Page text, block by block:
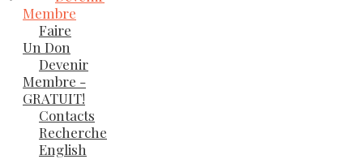
Membre
Faire
Un Don
Devenir
Membre -
GRATUIT!
Contacts
Recherche
English